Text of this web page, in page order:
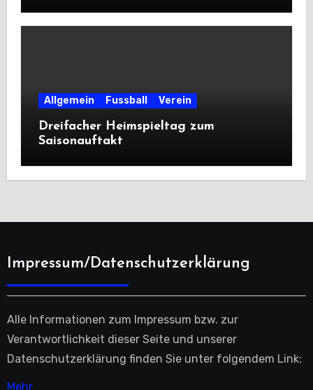
Allgemein Fussball Verein
Dreifacher Heimspieltag zum
Saisonauftakt
Impressum/Datenschutzerklärung
Alle Informationen zum Impressum bzw. zur
Verantwortlichkeit dieser Seite und unserer
Datenschutzerklärung finden Sie unter folgendem Link:
Mehr